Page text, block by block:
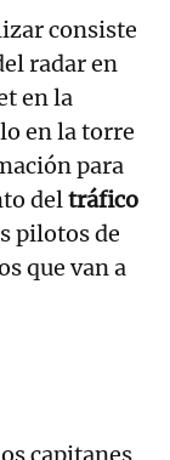
consiste
radar en
en la
en la torre
para
deltráfico
pilotos de
que van a
capitanes